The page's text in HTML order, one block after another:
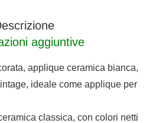
aggiuntive
applique ceramica bianca,
ideale come applique per
classica, con colori netti